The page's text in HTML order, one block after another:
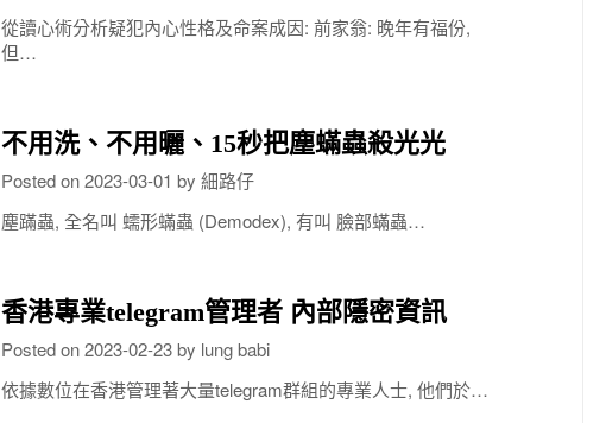
從讀心術分析疑犯內心性格及命案成因: 前家翁: 晚年有福份,
但…
不用洗、不用曬、15秒把塵蟎蟲殺光光
Posted on2023-03-01 by 細路仔
塵蹣蟲, 全名叫 蠕形蟎蟲 (Demodex), 有叫 臉部蟎蟲…
香港專業telegram管理者 內部隱密資訊
Posted on2023-02-23by lung babi
依據數位在香港管理著大量telegram群組的專業人士, 他們於…